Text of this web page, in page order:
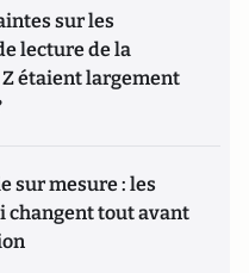
sur les
lecture de la
étaient largement
sur mesure : les
changent tout avant